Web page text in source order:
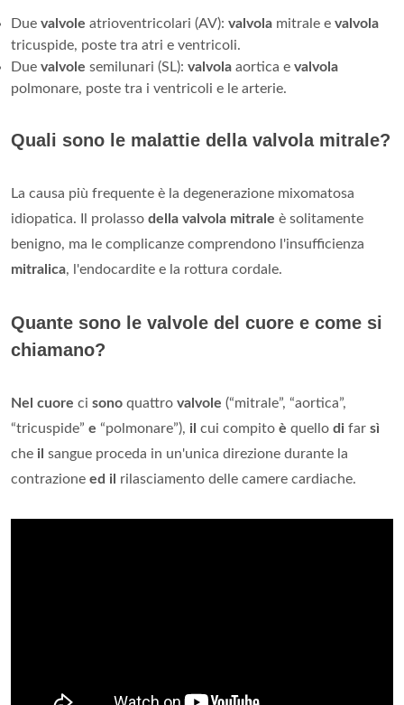
Due valvole atrioventricolari (AV): valvola mitrale e valvola
tricuspide, poste tra atri e ventricoli.
Due valvole semilunari (SL): valvola aortica e valvola
polmonare, poste tra i ventricoli e le arterie.
Quali sono le malattie della valvola mitrale?
La causa più frequente è la degenerazione mixomatosa
idiopatica. Il prolasso della valvola mitrale è solitamente
benigno, ma le complicanze comprendono l'insufficienza
mitralica, l'endocardite e la rottura cordale.
Quante sono le valvole del cuore e come si
chiamano?
Nel cuore ci sono quattro valvole (“mitrale”, “aortica”,
“tricuspide” e “polmonare”), il cui compito è quello di far sì
che il sangue proceda in un'unica direzione durante la
contrazione ed il rilasciamento delle camere cardiache.